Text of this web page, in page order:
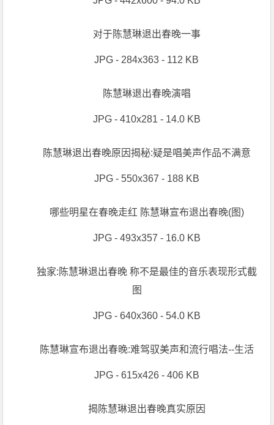
对于陈慧琳退出春晚一事
JPG - 284x363 - 112 KB
陈慧琳退出春晚演唱
JPG - 410x281 - 14.0 KB
陈慧琳退出春晚原因揭秘:疑是唱美声作品不满意
JPG - 550x367 - 188 KB
哪些明星在春晚走红 陈慧琳宣布退出春晚(图)
JPG - 493x357 - 16.0 KB
独家:陈慧琳退出春晚 称不是最佳的音乐表现形式截
图
JPG - 640x360 - 54.0 KB
陈慧琳宣布退出春晚:难驾驭美声和流行唱法--生活
JPG - 615x426 - 406 KB
揭陈慧琳退出春晚真实原因